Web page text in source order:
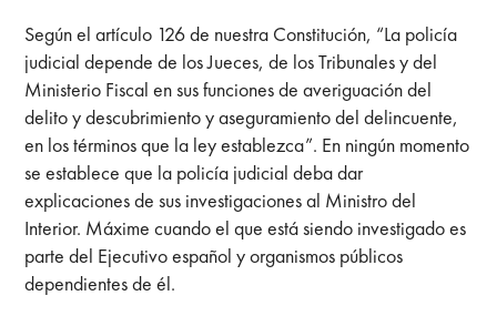
Según el artículo 126 de nuestra Constitución, “La policía
judicial depende de los Jueces, de los Tribunales y del
Ministerio Fiscal en sus funciones de averiguación del
delito y descubrimiento y aseguramiento del delincuente,
en los términos que la ley establezca”. En ningún momento
se establece que la policía judicial deba dar
explicaciones de sus investigaciones al Ministro del
Interior. Máxime cuando el que está siendo investigado es
parte del Ejecutivo español y organismos públicos
dependientes de él.